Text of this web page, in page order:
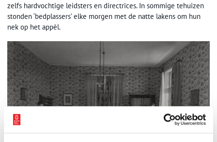
zelfs hardvochtige leidsters en directrices. In sommige tehuizen
stonden ‘bedplassers’ elke morgen met de natte lakens om hun
nek op het appèl.